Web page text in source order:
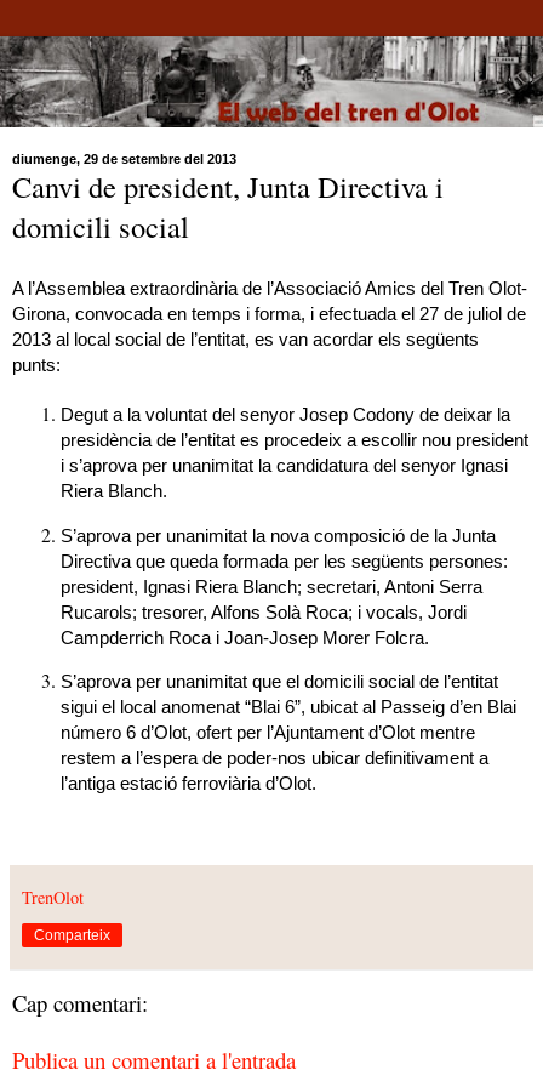
diumenge, 29 de setembre del 2013
Canvi de president, Junta Directiva i
domicili social
A l’Assemblea extraordinària de l’Associació Amics del Tren Olot-
Girona, convocada en temps i forma, i efectuada el 27 de juliol de
2013 al local social de l’entitat, es van acordar els següents
punts:
Degut a la voluntat del senyor Josep Codony de deixar la
presidència de l’entitat es procedeix a escollir nou president
i s’aprova per unanimitat la candidatura del senyor Ignasi
Riera Blanch.
S’aprova per unanimitat la nova composició de la Junta
Directiva que queda formada per les següents persones:
president, Ignasi Riera Blanch; secretari, Antoni Serra
Rucarols; tresorer, Alfons Solà Roca; i vocals, Jordi
Campderrich Roca i Joan-Josep Morer Folcra.
S’aprova per unanimitat que el domicili social de l’entitat
sigui el local anomenat “Blai 6”, ubicat al Passeig d’en Blai
número 6 d’Olot, ofert per l’Ajuntament d’Olot mentre
restem a l’espera de poder-nos ubicar definitivament a
l’antiga estació ferroviària d’Olot.
TrenOlot
Comparteix
Cap comentari:
Publica un comentari a l'entrada